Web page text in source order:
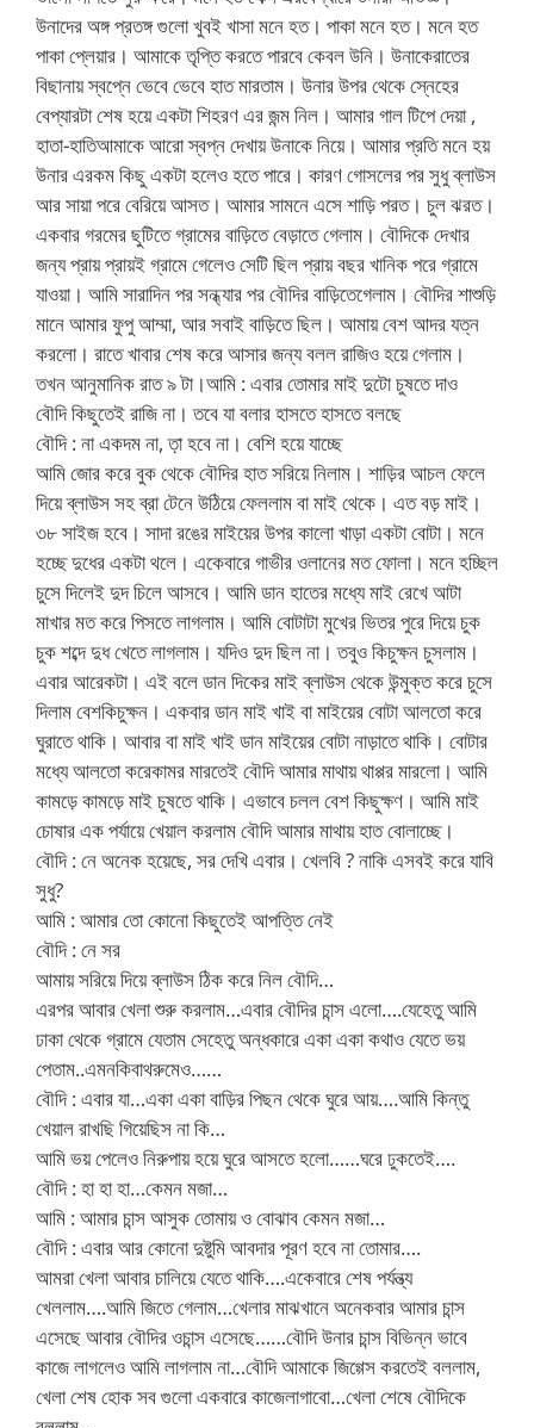
উনাদের অঙ্গ প্রতঙ্গ গুলো খুবই খাসা মনে হত। পাকা মনে হত। মনে হত
পাকা প্লেয়ার। আমাকে তৃপ্তি করতে পারবে কেবল উনি। উনাকেরাতের
বিছানায় স্বপ্নে ভেবে ভেবে হাত মারতাম। উনার উপর থেকে স্নেহের
বেপ্যারটা শেষ হয়ে একটা শিহরণ এর জন্ম নিল। আমার গাল টিপে দেয়া ,
হাতা-হাতিআমাকে আরো স্বপ্ন দেখায় উনাকে নিয়ে। আমার প্রতি মনে হয়
উনার এরকম কিছু একটা হলেও হতে পারে। কারণ গোসলের পর সুধু ব্লাউস
আর সায়া পরে বেরিয়ে আসত। আমার সামনে এসে শাড়ি পরত। চুল ঝরত।
একবার গরমের ছুটিতে গ্রামের বাড়িতে বেড়াতে গেলাম। বৌদিকে দেখার
জন্য প্রায় প্রায়ই গ্রামে গেলেও সেটি ছিল প্রায় বছর খানিক পরে গ্রামে
যাওয়া। আমি সারাদিন পর সন্ধ্যার পর বৌদির বাড়িতেগেলাম। বৌদির শাশুড়ি
মানে আমার ফুপু আম্মা, আর সবাই বাড়িতে ছিল। আমায় বেশ আদর যত্ন
করলো। রাতে খাবার শেষ করে আসার জন্য বলল রাজিও হয়ে গেলাম।
তখন আনুমানিক রাত ৯ টা।আমি : এবার তোমার মাই দুটো চুষতে দাও
বৌদি কিছুতেই রাজি না। তবে যা বলার হাসতে হাসতে বলছে
বৌদি : না একদম না, ত়া হবে না। বেশি হয়ে যাচ্ছে
আমি জোর করে বুক থেকে বৌদির হাত সরিয়ে নিলাম। শাড়ির আচল ফেলে
দিয়ে ব্লাউস সহ ব্রা টেনে উঠিয়ে ফেললাম বা মাই থেকে। এত বড় মাই।
৩৮ সাইজ হবে। সাদা রঙের মাইয়ের উপর কালো খাড়া একটা বোটা। মনে
হচ্ছে দুধের একটা থলে। একেবারে গাভীর ওলানের মত ফোলা। মনে হচ্ছিল
চুসে দিলেই দুদ চিলে আসবে। আমি ডান হাতের মধ্যে মাই রেখে আটা
মাখার মত করে পিসতে লাগলাম। আমি বোটাটা মুখের ভিতর পুরে দিয়ে চুক
চুক শব্দে দুধ খেতে লাগলাম। যদিও দুদ ছিল না। তবুও কিচুক্ষন চুসলাম।
এবার আরেকটা। এই বলে ডান দিকের মাই ব্লাউস থেকে উন্মুক্ত করে চুসে
দিলাম বেশকিচুক্ষন। একবার ডান মাই খাই বা মাইয়ের বোটা আলতো করে
ঘুরাতে থাকি। আবার বা মাই খাই ডান মাইয়ের বোটা নাড়াতে থাকি। বোটার
মধ্যে আলতো করেকামর মারতেই বৌদি আমার মাথায় থাপ্পর মারলো। আমি
কামড়ে কামড়ে মাই চুষতে থাকি। এভাবে চলল বেশ কিছুক্ষণ। আমি মাই
চোষার এক পর্যায়ে খেয়াল করলাম বৌদি আমার মাথায় হাত বোলাচ্ছে।
বৌদি : নে অনেক হয়েছে, সর দেখি এবার। খেলবি ? নাকি এসবই করে যাবি
সুধু?
আমি : আমার তো কোনো কিছুতেই আপত্তি নেই
বৌদি : নে সর
আমায় সরিয়ে দিয়ে ব্লাউস ঠিক করে নিল বৌদি…
এরপর আবার খেলা শুরু করলাম…এবার বৌদির চান্স এলো….যেহেতু আমি
ঢাকা থেকে গ্রামে যেতাম সেহেতু অন্ধকারে একা একা কথাও যেতে ভয়
পেতাম..এমনকিবাথরুমেও……
বৌদি : এবার যা…একা একা বাড়ির পিছন থেকে ঘুরে আয়….আমি কিন্তু
খেয়াল রাখছি গিয়েছিস না কি…
আমি ভয় পেলেও নিরুপায় হয়ে ঘুরে আসতে হলো……ঘরে ঢুকতেই….
বৌদি : হা হা হা…কেমন মজা…
আমি : আমার চান্স আসুক তোমায় ও বোঝাব কেমন মজা…
বৌদি : এবার আর কোনো দুষ্টুমি আবদার পূরণ হবে না তোমার….
আমরা খেলা আবার চালিয়ে যেতে থাকি….একেবারে শেষ পর্যন্ত্য
খেললাম….আমি জিতে গেলাম…খেলার মাঝখানে অনেকবার আমার চান্স
এসেছে আবার বৌদির ওচান্স এসেছে……বৌদি উনার চান্স বিভিন্ন ভাবে
কাজে লাগলেও আমি লাগলাম না…বৌদি আমাকে জিগ্গেস করতেই বললাম,
খেলা শেষ হোক সব গুলো একবারে কাজেলাগাবো…খেলা শেষে বৌদিকে